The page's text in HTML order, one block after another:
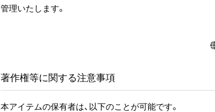
管理いたします。
著作権等に関する注意事項
本アイテムの保有者は、以下のことが可能です。